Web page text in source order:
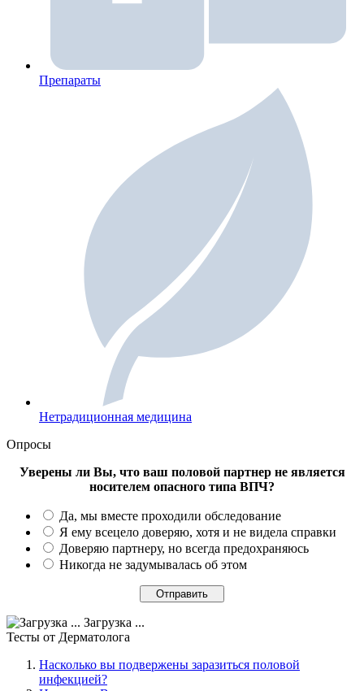
Препараты
Нетрадиционная медицина
Опросы
Уверены ли Вы, что ваш половой партнер не является
носителем опасного типа ВПЧ?
Да, мы вместе проходили обследование
Я ему всецело доверяю, хотя и не видела справки
Доверяю партнеру, но всегда предохраняюсь
Никогда не задумывалась об этом
Загрузка ...
Тесты от Дерматолога
Насколько вы подвержены заразиться половой
инфекцией?